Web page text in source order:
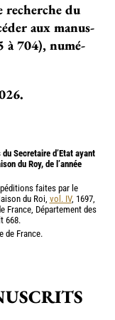
recher­­­­che du
aux manus­­­
à 704), numé­­­­
Secretaire d’Etat ayant
du Roy, de l’année
faites par le
du Roi, vol. IV, 1697,
France, Département des
668.
de France.